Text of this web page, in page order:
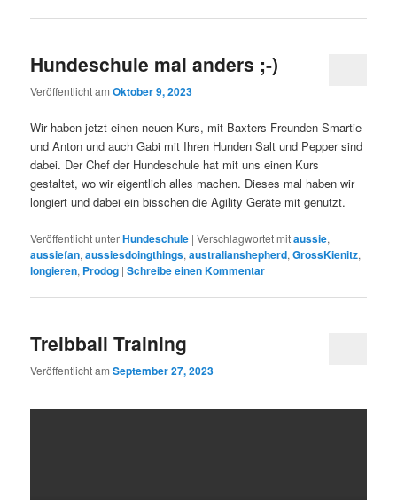
Hundeschule mal anders ;-)
Veröffentlicht amOktober 9, 2023
Wir haben jetzt einen neuen Kurs, mit Baxters Freunden Smartie
und Anton und auch Gabi mit Ihren Hunden Salt und Pepper sind
dabei. Der Chef der Hundeschule hat mit uns einen Kurs
gestaltet, wo wir eigentlich alles machen. Dieses mal haben wir
longiert und dabei ein bisschen die Agility Geräte mit genutzt.
Veröffentlicht unterHundeschule |Verschlagwortet mitaussie,
aussiefan,aussiesdoingthings,australianshepherd,GrossKienitz,
longieren, Prodog |Schreibe einen Kommentar
Treibball Training
Veröffentlicht amSeptember 27, 2023